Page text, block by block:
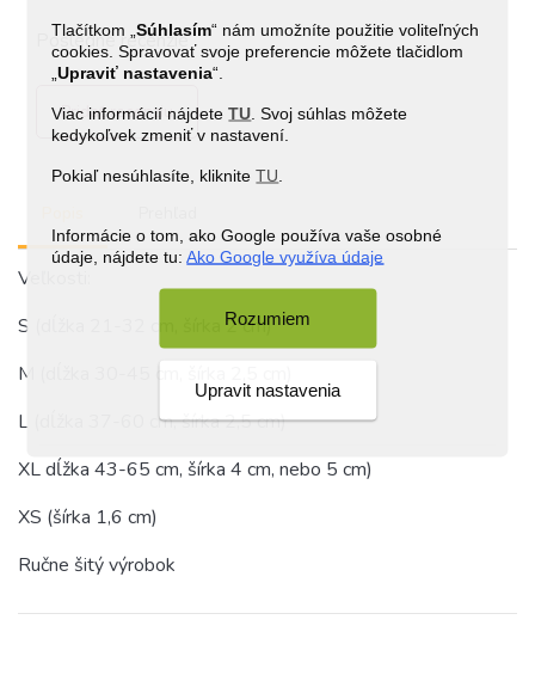
Tlačítkom „Súhlasím“ nám umožníte použitie voliteľných
cookies. Spravovať svoje preferencie môžete tlačidlom
„Upraviť nastavenia“.
Viac informácií nájdete TU . Svoj súhlas môžete
kedykoľvek zmeniť v nastavení.
Pokiaľ nesúhlasíte, klikniteTU
Informácie o tom, ako Google používa vaše osobné
údaje, nájdete tu:Ako Google využíva údaje
Rozumiem
Upravit nastavenia
Veľkosti:
S (dĺžka 21-32 cm, šírka 2 cm)
M (dĺžka 30-45 cm, šírka 2,5 cm)
L (dĺžka 37-60 cm, šírka 2,5 cm)
XL dĺžka 43-65 cm, šírka 4 cm, nebo 5 cm)
XS (šírka 1,6 cm)
Ručne šitý výrobok
Posledné recenzie
Pridať recenziu